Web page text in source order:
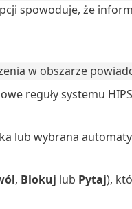
spowoduje, że
w obszarze
reguły systemu
lub wybrana
, Blokuj lub Pytaj),